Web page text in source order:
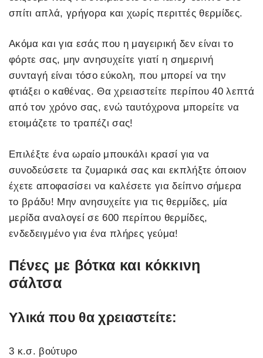
σπίτι απλά, γρήγορα και χωρίς περιττές θερμίδες.
Ακόμα και για εσάς που η μαγειρική δεν είναι το
φόρτε σας, μην ανησυχείτε γιατί η σημερινή
συνταγή είναι τόσο εύκολη, που μπορεί να την
φτιάξει ο καθένας. Θα χρειαστείτε περίπου 40 λεπτά
από τον χρόνο σας, ενώ ταυτόχρονα μπορείτε να
ετοιμάζετε το τραπέζι σας!
Επιλέξτε ένα ωραίο μπουκάλι κρασί για να
συνοδεύσετε τα ζυμαρικά σας και εκπλήξτε όποιον
έχετε αποφασίσει να καλέσετε για δείπνο σήμερα
το βράδυ! Μην ανησυχείτε για τις θερμίδες, μία
μερίδα αναλογεί σε 600 περίπου θερμίδες,
ενδεδειγμένο για ένα πλήρες γεύμα!
Πένες με βότκα και κόκκινη
σάλτσα
Υλικά που θα χρειαστείτε:
3 κ.σ. βούτυρο